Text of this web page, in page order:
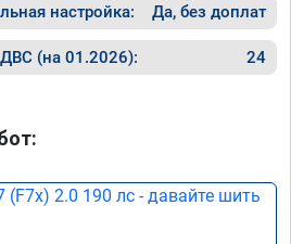
настройка: Да, без доплат
(на 01.2026): 24